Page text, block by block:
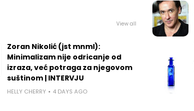
View all
Zoran Nikolić (jst mnml):
Minimalizam nije odricanje od
izraza, već potraga za njegovom
suštinom | INTERVJU
HELLY CHERRY 4 DAYS AGO